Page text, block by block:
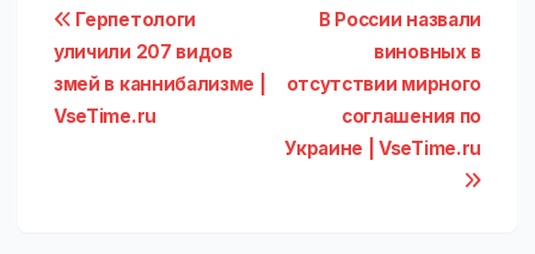
Навигация
по
записям
В России назвали
виновных в
отсутствии мирного
соглашения по
Украине | VseTime.ru
Герпетологи
уличили 207 видов
змей в каннибализме |
VseTime.ru